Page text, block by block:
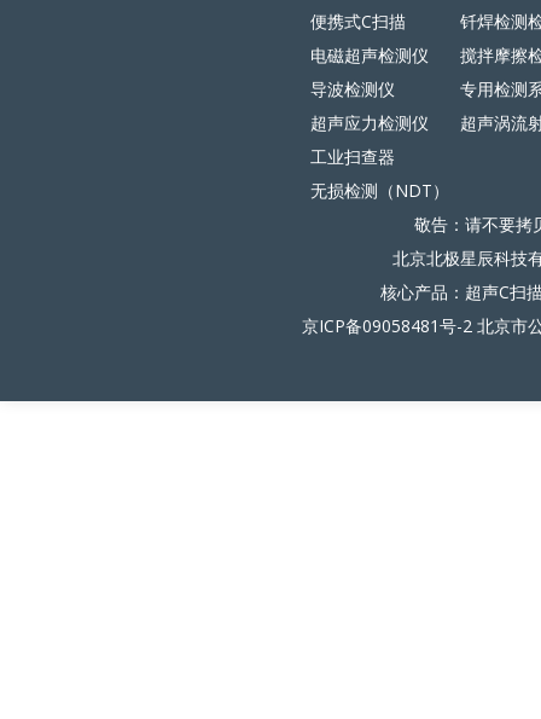
便携式C扫描
电磁超声检测仪
导波检测仪
超声应力检测仪
工业扫查器
无损检测（NDT）
钎焊检测
搅拌摩擦
专用检测
超声涡流
敬告：请不要拷
北京北极星辰科技
核心产品：超声C扫
京ICP备09058481号-2 北京市